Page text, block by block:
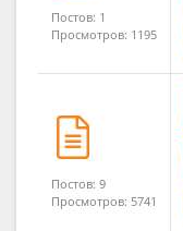
Постов: 1
Просмотров: 1195
Постов: 9
Просмотров: 5741